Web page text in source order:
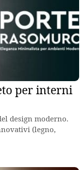
per interni
design moderno.
(legno,